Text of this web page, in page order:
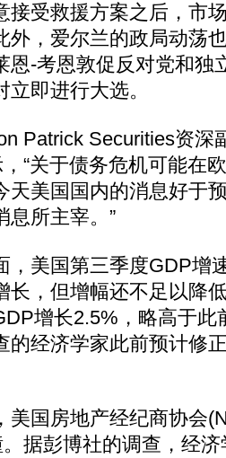
接受救援方案之后，市
外，爱尔兰的政局动荡
恩-考恩敦促反对党和独
即进行大选。
Securities资深
“关于债务危机可能在
天美国国内的消息好于
息所主宰。”
美国第三季度GDP增
长，但增幅还不足以降
增长2.5%，略高于此
的经济学家此前预计修
国房地产经纪商协会
据彭博社的调查，经